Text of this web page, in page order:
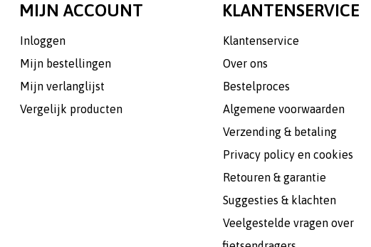
MIJN ACCOUNT
Inloggen
Mijn bestellingen
Mijn verlanglijst
Vergelijk producten
KLANTENSERVICE
Klantenservice
Over ons
Bestelproces
Algemene voorwaarden
Verzending & betaling
Privacy policy en cookies
Retouren & garantie
Suggesties & klachten
Veelgestelde vragen over